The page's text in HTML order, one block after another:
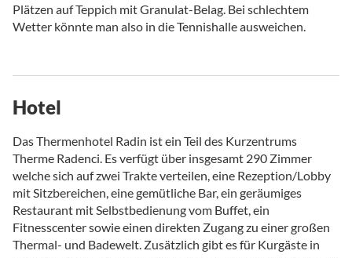
Plätzen auf Teppich mit Granulat-Belag. Bei schlechtem
Wetter könnte man also in die Tennishalle ausweichen.
Hotel
Das Thermenhotel Radin ist ein Teil des Kurzentrums
Therme Radenci. Es verfügt über insgesamt 290 Zimmer
welche sich auf zwei Trakte verteilen, eine Rezeption/Lobby
mit Sitzbereichen, eine gemütliche Bar, ein geräumiges
Restaurant mit Selbstbedienung vom Buffet, ein
Fitnesscenter sowie einen direkten Zugang zu einer großen
Thermal- und Badewelt. Zusätzlich gibt es für Kurgäste in